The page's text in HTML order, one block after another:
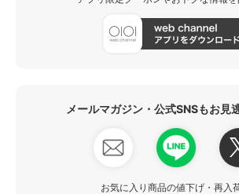
メールマガジン・公式SNSもお見
お気に入り商品の値下げ・再入